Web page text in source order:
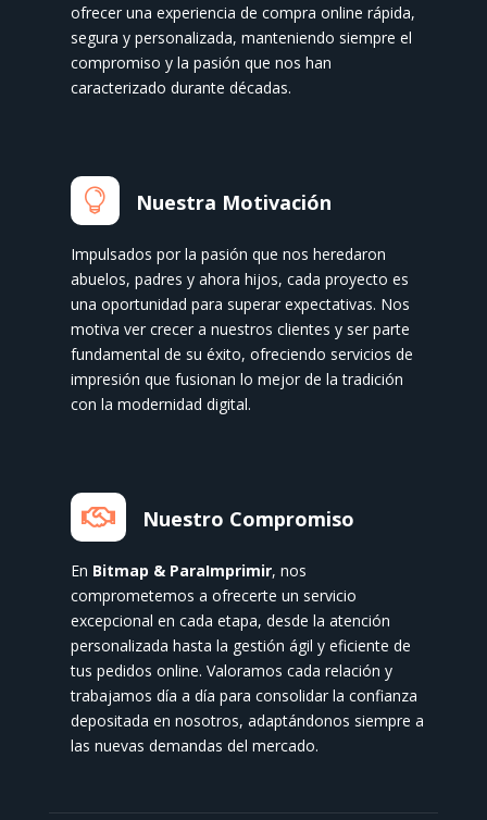
ofrecer una experiencia de compra online rápida,
segura y personalizada, manteniendo siempre el
compromiso y la pasión que nos han
caracterizado durante décadas.
 Nuestra Motivación
Impulsados por la pasión que nos heredaron
abuelos, padres y ahora hijos, cada proyecto es
una oportunidad para superar expectativas. Nos
motiva ver crecer a nuestros clientes y ser parte
fundamental de su éxito, ofreciendo servicios de
impresión que fusionan lo mejor de la tradición
con la modernidad digital.
 Nuestro Compromiso
En Bitmap & ParaImprimir, nos
comprometemos a ofrecerte un servicio
excepcional en cada etapa, desde la atención
personalizada hasta la gestión ágil y eficiente de
tus pedidos online. Valoramos cada relación y
trabajamos día a día para consolidar la confianza
depositada en nosotros, adaptándonos siempre a
las nuevas demandas del mercado.